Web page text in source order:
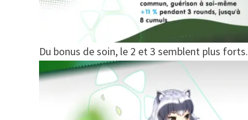
Du bonus de soin, le 2 et 3 semblent plus forts.